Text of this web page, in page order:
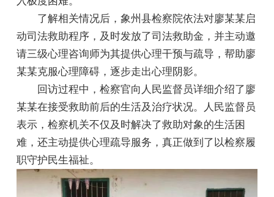
了解相关情况后，象州县检察院依法对廖某某启
动司法救助程序，及时发放了司法救助金，并主动邀
请三级心理咨询师为其提供心理干预与疏导，帮助廖
某某克服心理障碍，逐步走出心理阴影。
回访过程中，检察官向人民监督员详细介绍了廖
某某在接受救助前后的生活及治疗状况。人民监督员
表示，检察机关不仅及时解决了救助对象的生活困
难，还主动提供心理疏导服务，真正做到了以检察履
职守护民生福祉。